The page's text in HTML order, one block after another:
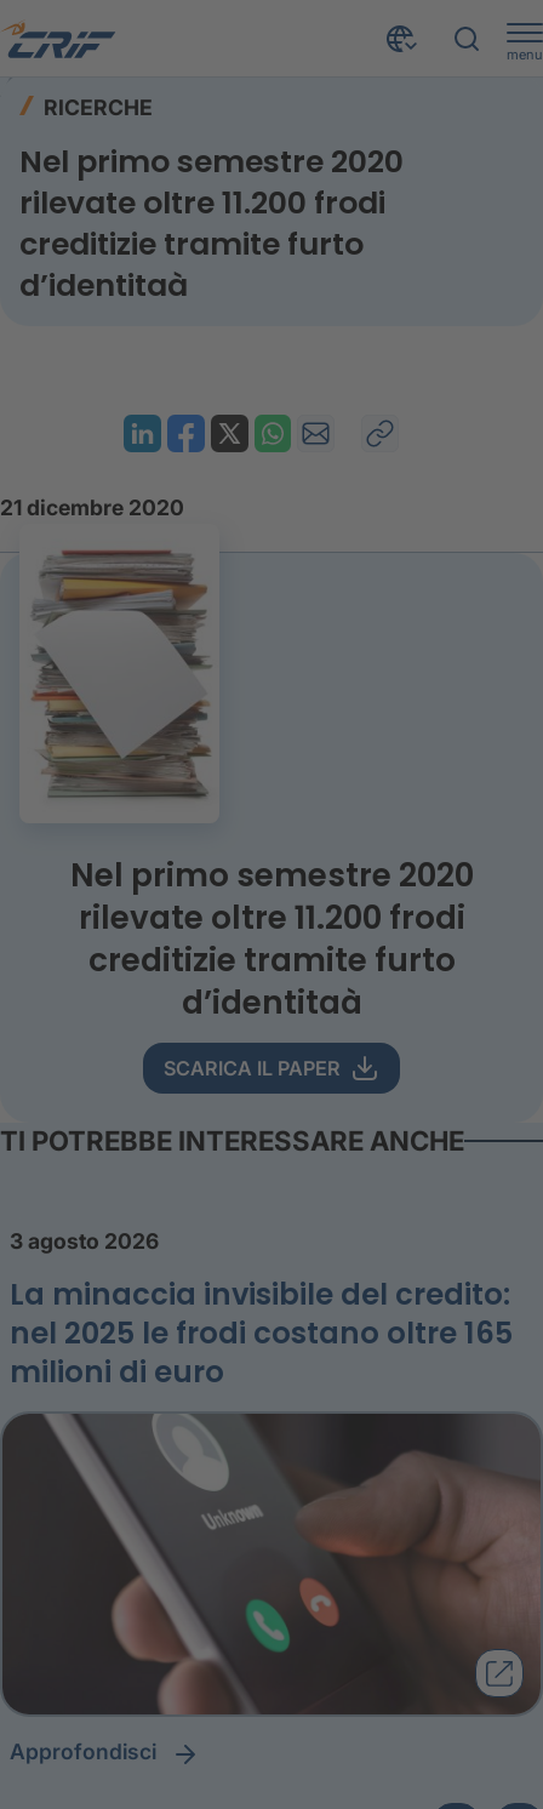
menu
RICERCHE
Nel primo semestre 2020
rilevate oltre 11.200 frodi
creditizie tramite furto
d’identitaà
21 dicembre 2020
Nel primo semestre 2020
rilevate oltre 11.200 frodi
creditizie tramite furto
d’identitaà
SCARICA IL PAPER
TI POTREBBE INTERESSARE ANCHE
3 agosto 2026
La minaccia invisibile del credito:
nel 2025 le frodi costano oltre 165
milioni di euro
approfondisci